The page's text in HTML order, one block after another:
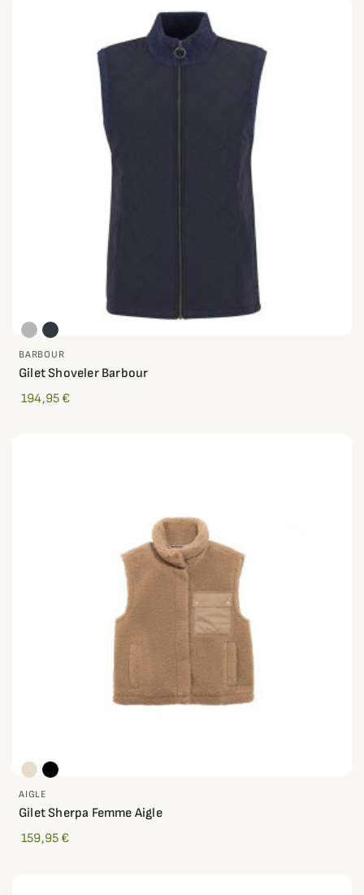
BARBOUR
Gilet Shoveler Barbour
194,95 €
AIGLE
Gilet Sherpa Femme Aigle
159,95 €